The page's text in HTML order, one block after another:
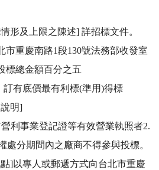
形及上限之陳述] 詳招標文件。
市重慶南路1段130號法務部收發室
標總金額百分之五
有底價最有利標(準用)得標
明]
利事業登記證等有效營業執照者2.
處分期間內之廠商不得參與投標。
]以專人或郵遞方式向台北市重慶